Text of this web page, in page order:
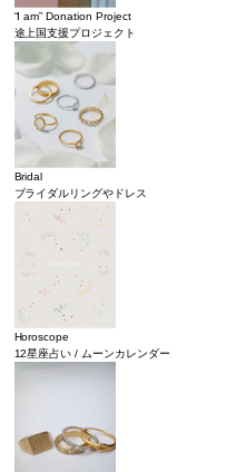
“I am” Donation Project
途上国支援プロジェクト
Bridal
ブライダルリングやドレス
Horoscope
12星座占い / ムーンカレンダー